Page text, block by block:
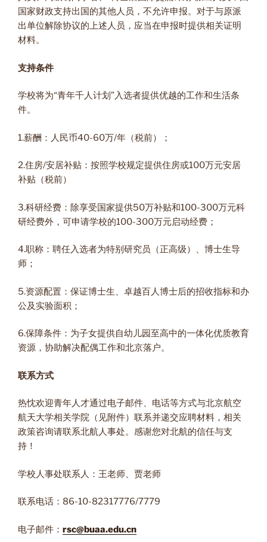
国家财政支持出国的其他人员，不允许申报。对于与原派
出单位解除协议的上述人员，应当在申报时提供相关证明
材料。
支持条件
学校将为“青年千人计划”入选者提供优越的工作和生活条
件。
1.薪酬：人民币40-60万/年（税前）；
2.住房/安居补贴：按照学校规定提供住房或100万元安居
补贴（税前）
3.科研经费：除享受国家提供50万补贴和100-300万元科
研经费外，可申请学校的100-300万元启动经费；
4.职称：聘任入选者为特别研究员（正高级）、博士生导
师；
5.资源配置：保证博士生、卓越百人博士后的招收指标和办
公及实验面积；
6.保障条件：为子女提供自幼儿园至高中的一体化优质教育
资源，协助解决配偶工作和北京落户。
联系方式
热忱欢迎青年人才通过电子邮件、电话等方式与北京航空
航天大学相关学院（见附件）联系并递交应聘材料，相关
政策咨询请联系北航人事处。感谢您对北航的信任与支
持！
学校人事处联系人：王老师、贾老师
联系电话：86-10-82317776/7779
电子邮件： rsc@buaa.edu.cn